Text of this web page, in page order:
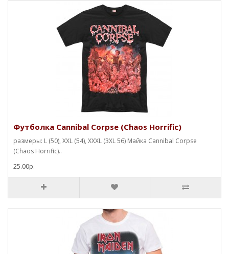
Футболка Cannibal Corpse (Chaos Horrific)
размеры: L (50), XXL (54), XXXL (3XL 56) Майка Cannibal Corpse
(Chaos Horrific)..
25.00р.